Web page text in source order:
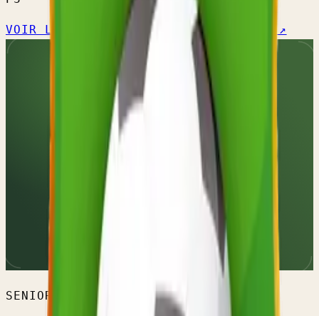
VOIR L'ÉQUIPE → CALENDRIER OFFICIEL ↗
SENIORS HOMMES